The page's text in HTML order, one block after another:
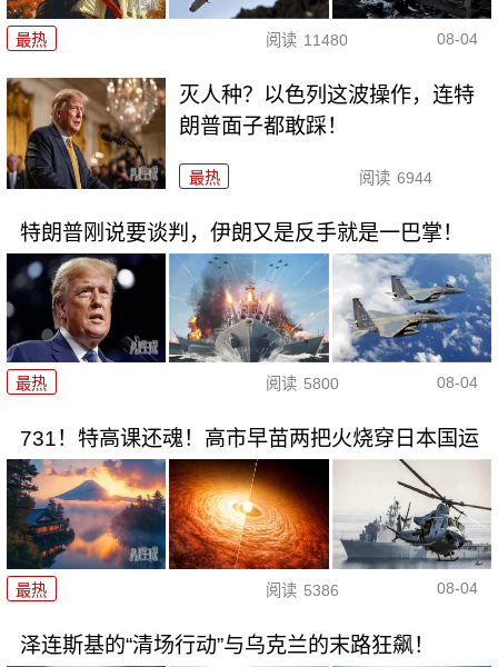
最热 阅读 11480 08-04
灭人种？以色列这波操作，连特
朗普面子都敢踩！
最热 阅读 6944
特朗普刚说要谈判，伊朗又是反手就是一巴掌！
最热 阅读 5800 08-04
731！特高课还魂！高市早苗两把火烧穿日本国运
最热 阅读 5386 08-04
泽连斯基的“清场行动”与乌克兰的末路狂飙！